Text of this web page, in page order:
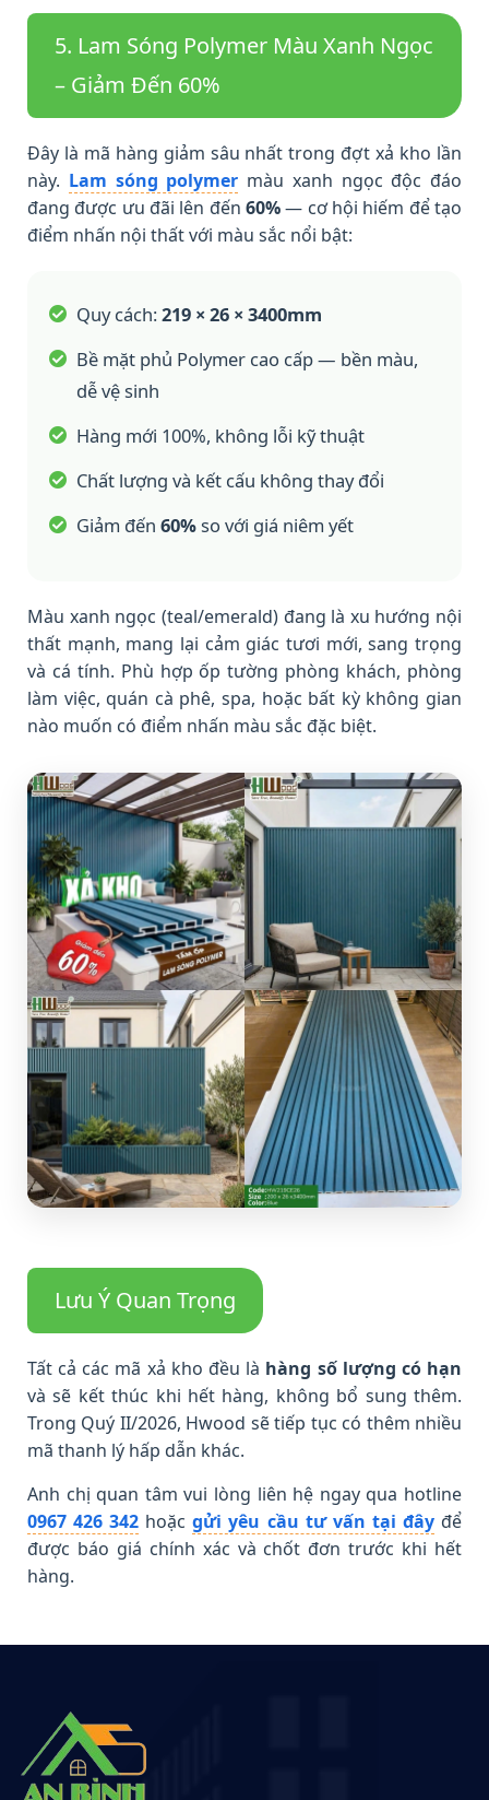
5. Lam Sóng Polymer Màu Xanh Ngọc
– Giảm Đến 60%
Đây là mã hàng giảm sâu nhất trong đợt xả kho lần
này. Lam sóng polymer màu xanh ngọc độc đáo
đang được ưu đãi lên đến 60%— cơ hội hiếm để tạo
điểm nhấn nội thất với màu sắc nổi bật:
Quy cách:219 × 26 × 3400mm
Bề mặt phủ Polymer cao cấp — bền màu,
dễ vệ sinh
Hàng mới 100%, không lỗi kỹ thuật
Chất lượng và kết cấu không thay đổi
Giảm đến 60%so với giá niêm yết
Màu xanh ngọc (teal/emerald) đang là xu hướng nội
thất mạnh, mang lại cảm giác tươi mới, sang trọng
và cá tính. Phù hợp ốp tường phòng khách, phòng
làm việc, quán cà phê, spa, hoặc bất kỳ không gian
nào muốn có điểm nhấn màu sắc đặc biệt.
Lưu Ý Quan Trọng
Tất cả các mã xả kho đều là hàng số lượng có hạn
và sẽ kết thúc khi hết hàng, không bổ sung thêm.
Trong Quý II/2026, Hwood sẽ tiếp tục có thêm nhiều
mã thanh lý hấp dẫn khác.
Anh chị quan tâm vui lòng liên hệ ngay qua hotline
0967 426 342 hoặcgửi yêu cầu tư vấn tại đâyđể
được báo giá chính xác và chốt đơn trước khi hết
hàng.